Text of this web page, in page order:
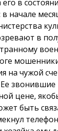
в
начале
в
на чужой
Ее
цене,
быть